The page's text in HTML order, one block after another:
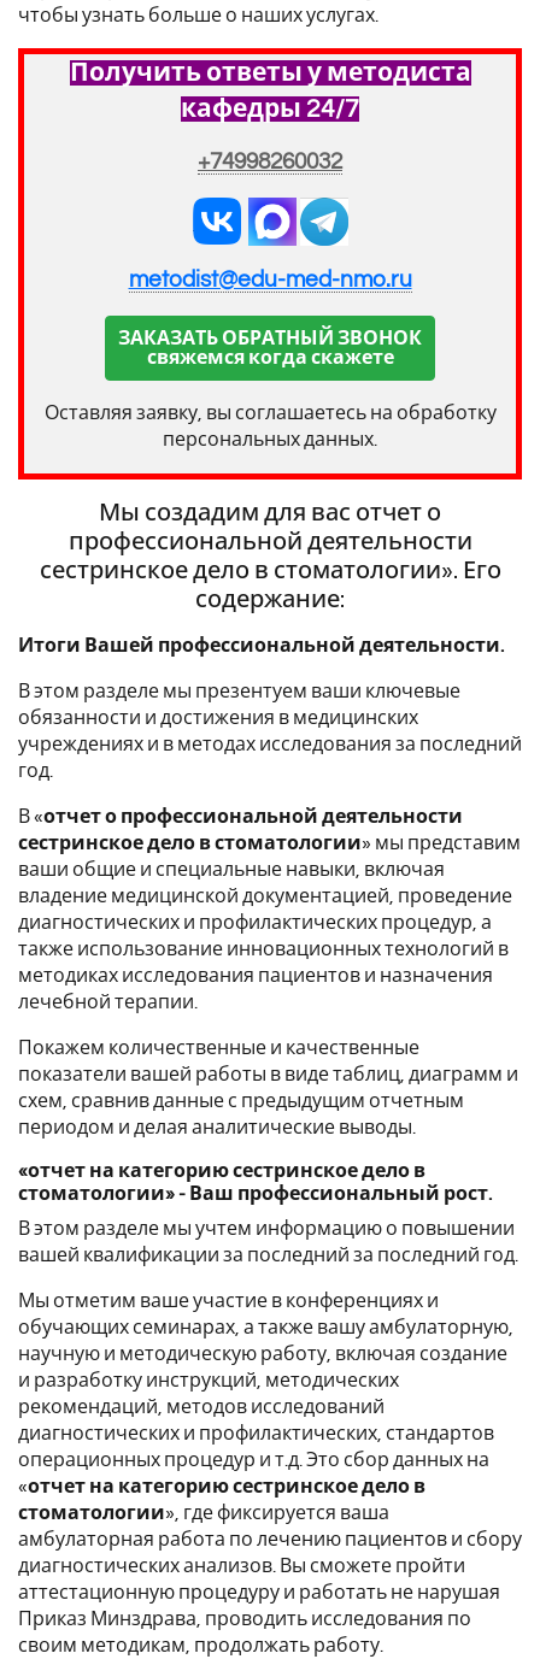
чтобы узнать больше о наших услугах.
Получить ответы у методиста
кафедры 24/7
+74998260032
metodist@edu-med-nmo.ru
ЗАКАЗАТЬ ОБРАТНЫЙ ЗВОНОК
свяжемся когда скажете
Оставляя заявку, вы соглашаетесь на обработку
персональных данных.
Мы создадим для вас отчет о
профессиональной деятельности
сестринское дело в стоматологии». Его
содержание:
Итоги Вашей профессиональной деятельности.
В этом разделе мы презентуем ваши ключевые
обязанности и достижения в медицинских
учреждениях и в методах исследования за последний
год.
В «отчет о профессиональной деятельности
сестринское дело в стоматологии» мы представим
ваши общие и специальные навыки, включая
владение медицинской документацией, проведение
диагностических и профилактических процедур, а
также использование инновационных технологий в
методиках исследования пациентов и назначения
лечебной терапии.
Покажем количественные и качественные
показатели вашей работы в виде таблиц, диаграмм и
схем, сравнив данные с предыдущим отчетным
периодом и делая аналитические выводы.
«отчет на категорию сестринское дело в
стоматологии» - Ваш профессиональный рост.
В этом разделе мы учтем информацию о повышении
вашей квалификации за последний за последний год.
Мы отметим ваше участие в конференциях и
обучающих семинарах, а также вашу амбулаторную,
научную и методическую работу, включая создание
и разработку инструкций, методических
рекомендаций, методов исследований
диагностических и профилактических, стандартов
операционных процедур и т.д. Это сбор данных на
«отчет на категорию сестринское дело в
стоматологии», где фиксируется ваша
амбулаторная работа по лечению пациентов и сбору
диагностических анализов. Вы сможете пройти
аттестационную процедуру и работать не нарушая
Приказ Минздрава, проводить исследования по
своим методикам, продолжать работу.